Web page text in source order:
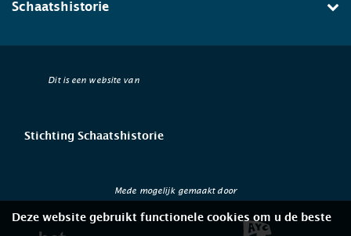
Schaatshistorie
Dit is een website van
Stichting Schaatshistorie
Mede mogelijk gemaakt door
Deze website gebruikt functionele cookies om u de beste